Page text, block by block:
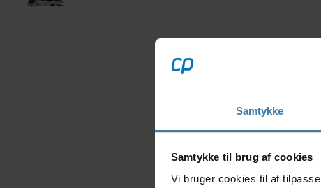
Samtykke
Samtykke til brug af cookies
Vi bruger cookies til at